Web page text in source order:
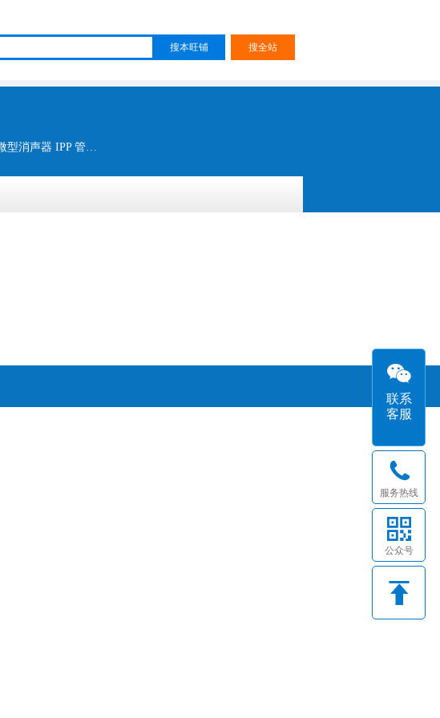
自动化配件 堵头 接头 排气阀 气动配件 气动元件 消声器 BESL-G B型消声器 BSLM微型消声器 IPP 管塞 IBU 接头 ISE 排气阀
联系
客服
服务热线
公众号